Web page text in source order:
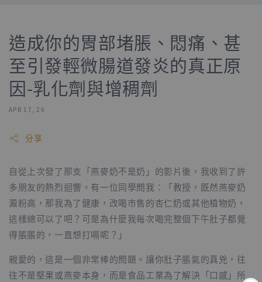
造成你的胃部堵脹、悶痛、甚
至引發輕微腸道發炎的真正原
因-乳化劑與增稠劑
APR 17, 26
分享
自從上次發了那支「燕麥奶不是奶」的影片後，我收到了許
多朋友的熱烈迴響。有一位同學問我：「教授，既然燕麥奶
澱粉高，那我為了健康，改喝市售的杏仁奶或其他植物奶，
這樣總可以了吧？可是為什麼我每次喝完整個下午肚子都覺
得脹脹的，一直想打嗝呢？」
親愛的，這是一個非常棒的問題。讓你肚子脹氣的真兇，往
往不是堅果或燕麥本身，而是食品工業為了解決「口感」所